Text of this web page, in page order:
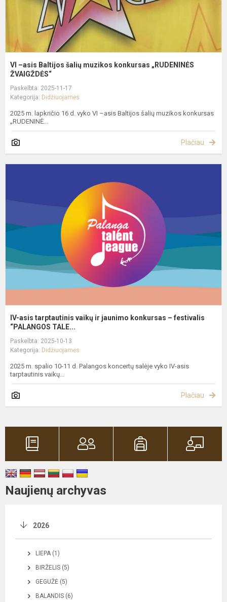
VI –asis Baltijos šalių muzikos konkursas „RUDENINĖS
ŽVAIGŽDĖS“
Paskelbta: 2025-11-17
Kategorija: Didžiuojamės
2025 m. lapkričio 16 d. vyko VI –asis Baltijos šalių muzikos konkursas
„RUDENINĖ...
Plačiau
IV-asis tarptautinis vaikų ir jaunimo konkursas – festivalis
“PALANGOS TALE...
Paskelbta: 2025-10-13
Kategorija: Didžiuojamės
2025 m. spalio 10-11 d. Palangos koncertų salėje vyko IV-asis
tarptautinis vaikų...
Plačiau
Naujienų archyvas
2026
LIEPA (1)
BIRŽELIS (5)
GEGUŽĖ (5)
BALANDIS (6)